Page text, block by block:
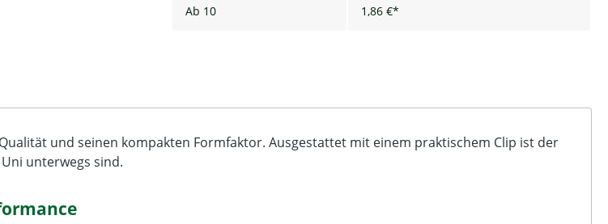
Ab 10 1,86 €*
und seinen kompakten Formfaktor. Ausgestattet mit einem praktischem Clip ist der
unterwegs sind.